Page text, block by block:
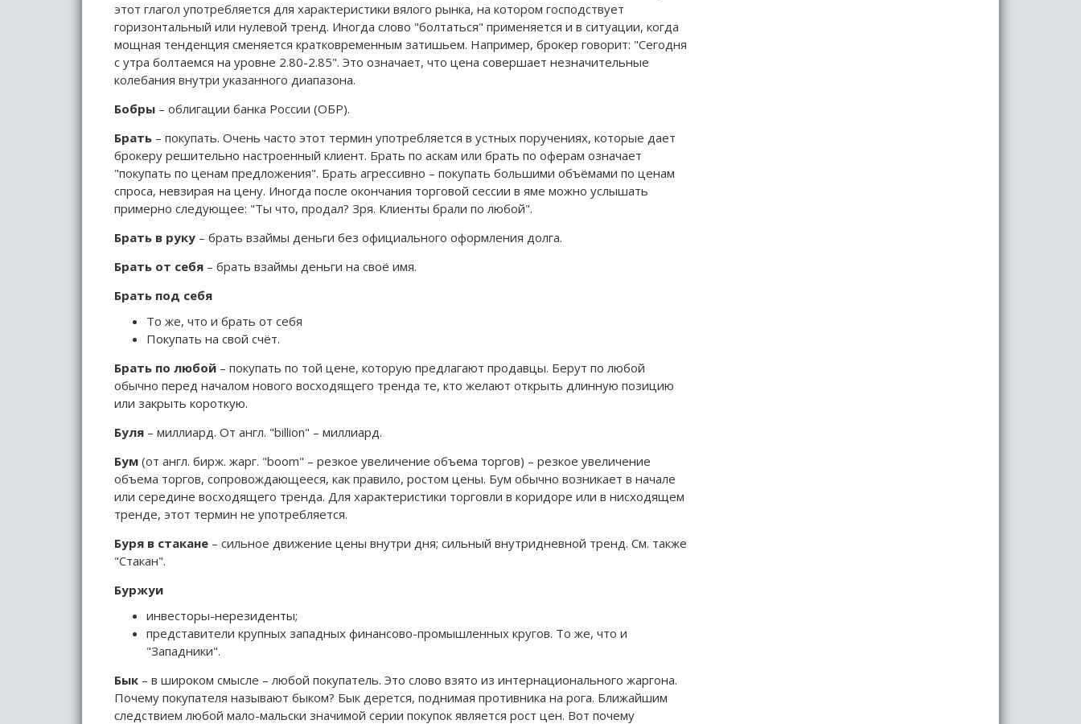
этот глагол употребляется для характеристики вялого рынка, на котором господствует
горизонтальный или нулевой тренд. Иногда слово "болтаться" применяется и в ситуации, когда
мощная тенденция сменяется кратковременным затишьем. Например, брокер говорит: "Сегодня
с утра болтаемся на уровне 2.80-2.85". Это означает, что цена совершает незначительные
колебания внутри указанного диапазона.
Бобры – облигации банка России (ОБР).
Брать – покупать. Очень часто этот термин употребляется в устных поручениях, которые дает
брокеру решительно настроенный клиент. Брать по аскам или брать по оферам означает
"покупать по ценам предложения". Брать агрессивно – покупать большими объёмами по ценам
спроса, невзирая на цену. Иногда после окончания торговой сессии в яме можно услышать
примерно следующее: "Ты что, продал? Зря. Клиенты брали по любой".
Брать в руку – брать взаймы деньги без официального оформления долга.
Брать от себя – брать взаймы деньги на своё имя.
Брать под себя
То же, что и брать от себя
Покупать на свой счёт.
Брать по любой – покупать по той цене, которую предлагают продавцы. Берут по любой
обычно перед началом нового восходящего тренда те, кто желают открыть длинную позицию
или закрыть короткую.
Буля – миллиард. От англ. "billion" – миллиард.
Бум (от англ. бирж. жарг. "boom" – резкое увеличение объема торгов) – резкое увеличение
объема торгов, сопровождающееся, как правило, ростом цены. Бум обычно возникает в начале
или середине восходящего тренда. Для характеристики торговли в коридоре или в нисходящем
тренде, этот термин не употребляется.
Буря в стакане – сильное движение цены внутри дня; сильный внутридневной тренд. См. также
"Стакан".
Буржуи
инвесторы-нерезиденты;
представители крупных западных финансово-промышленных кругов. То же, что и
"Западники".
Бык – в широком смысле – любой покупатель. Это слово взято из интернационального жаргона.
Почему покупателя называют быком? Бык дерется, поднимая противника на рога. Ближайшим
следствием любой мало-мальски значимой серии покупок является рост цен. Вот почему